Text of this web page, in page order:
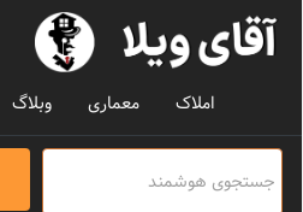
املاک معماری وبلاگ